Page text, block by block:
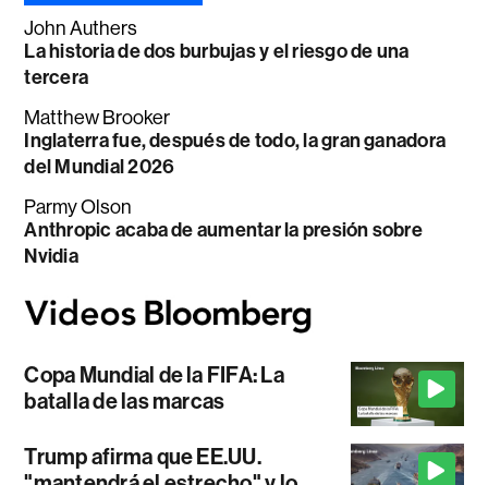
John Authers
La historia de dos burbujas y el riesgo de una
tercera
Matthew Brooker
Inglaterra fue, después de todo, la gran ganadora
del Mundial 2026
Parmy Olson
Anthropic acaba de aumentar la presión sobre
Nvidia
Copa Mundial de la FIFA: La
batalla de las marcas
Trump afirma que EE.UU.